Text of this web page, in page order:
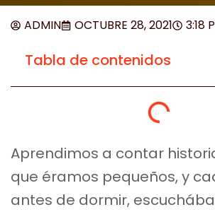
ADMIN OCTUBRE 28, 2021 3:18
Tabla de contenidos
Aprendimos a contar
que éramos pequeños, y
antes de dormir,